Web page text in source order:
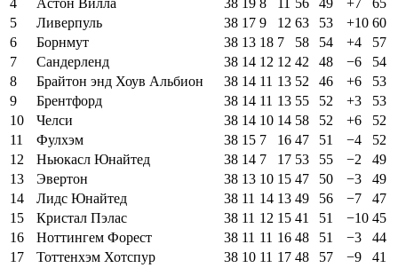
4
Астон Вилла 38 19 8 11 56 49 +7
65
5
Ливерпуль 38 17 9 12 63 53 +10 60
6
Борнмут 38 13 18 7 58 54 +4
57
7
Сандерленд 38 14 12 12 42 48 −6
54
8
Брайтон энд Хоув Альбион 38 14 11 13 52 46 +6
53
9
Брентфорд 38 14 11 13 55 52 +3
53
10
Челси 38 14 10 14 58 52 +6
52
11
Фулхэм 38 15 7 16 47 51 −4
52
12
Ньюкасл Юнайтед 38 14 7 17 53 55 −2
49
13
Эвертон 38 13 10 15 47 50 −3
49
14
Лидс Юнайтед 38 11 14 13 49 56 −7
47
15
Кристал Пэлас 38 11 12 15 41 51 −10 45
16
Ноттингем Форест 38 11 11 16 48 51 −3
44
17
Тоттенхэм Хотспур 38 10 11 17 48 57 −9
41